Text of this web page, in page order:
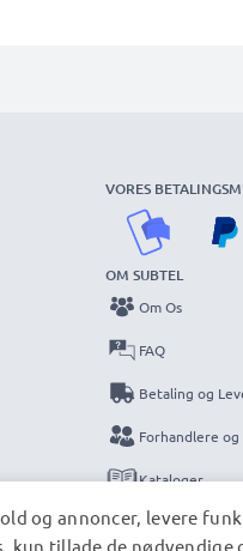
VORES
OM SUBTEL
Om Os
FAQ
Betaling og
Forhandlere
Kataloger
Kontakt
og annoncer, levere
kun tillade de